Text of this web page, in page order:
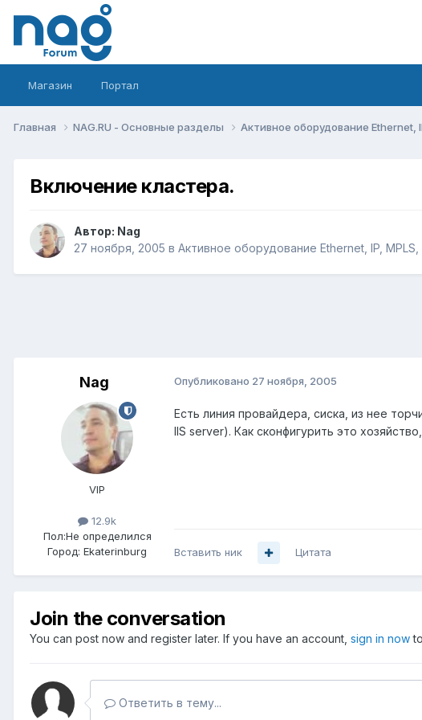
Магазин Портал
Главная NAG.RU - Основные разделы Активное оборудование Ethernet,
Включение кластера.
Автор: Nag
27 ноября, 2005 в Активное оборудование Ethernet, IP, MPLS,
Nag
VIP
12.9k
Пол:Не определился
Город: Ekaterinburg
Опубликовано 27 ноября, 2005
Есть линия провайдера, сиска, из нее
IIS server). Как сконфигурить это
Вставить ник Цитата
Join the conversation
You can post now and register later. If you have an account, sign in now
Ответить в тему...